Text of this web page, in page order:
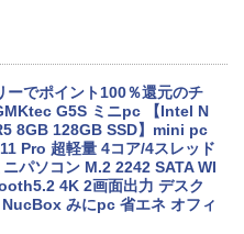
勤務 学生向け
クーポン】【DVDドライブ
ノートパソコン 中古パソコ
チ SSD256GB メモリ8GB C
第8世代 Microsoft Office
東芝 dynabook B65
コン 中古 PC パソコン 中古ノ
ーでポイント100％還元のチ
G5S ミニpc 【Intel N
8GB 128GB SSD】mini pc
Pro 超軽量 4コア/4スレッド
パソコン M.2 2242 SATA WI
4K 2画面出力 デスク
NucBox みにpc 省エネ オフィ